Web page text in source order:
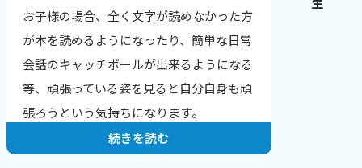
果の報告をもらえるのが一番のやりがいで
す。
ワールドトークはレッスン数が数字で見え
るので、自分の頑張りが実感でき、モチベ
ーションにつながっています。
お子様の場合、全く文字が読めなかった方
が本を読めるようになったり、簡単な日常
会話のキャッチボールが出来るようになる
等、頑張っている姿を見ると自分自身も頑
張ろうという気持ちになります。
続きを読む